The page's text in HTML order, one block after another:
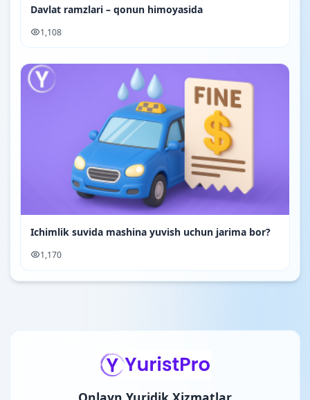
Davlat ramzlari – qonun himoyasida
1,108
Ichimlik suvida mashina yuvish uchun jarima bor?
1,170